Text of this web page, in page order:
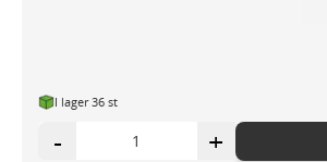
I lager 36 st
- +